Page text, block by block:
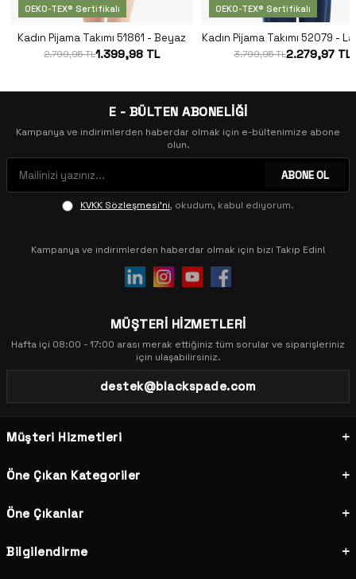
OEKO-TEX® Sertifikalı
Kadın Pijama Takımı 51861 - Beyaz
2.799,95 TL1.399,98 TL
OEKO-TEX® Sertifikalı
Kadın Pijama Takımı 52079 -
3.799,95 TL2.279,97 TL
E - BÜLTEN ABONELİĞİ
Kampanya ve indirimlerden haberdar olmak için e-bültenimize abone
olun.
ABONE OL
KVKK Sözleşmesi'ni, okudum, kabul ediyorum.
Kampanya ve indirimlerden haberdar olmak için bizi Takip Edin!
MÜŞTERİ HİZMETLERİ
Hafta içi 08:00 - 17:00 arası merak ettiğiniz tüm sorular ve siparişleriniz
için ulaşabilirsiniz.
destek@blackspade.com
Müşteri Hizmetleri
Öne Çıkan Kategoriler
Öne Çıkanlar
Bilgilendirme